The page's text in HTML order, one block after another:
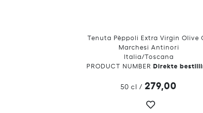
Tenuta Pèppoli Extra Virgin Olive
Marchesi Antinori
Italia/Toscana
PRODUCT NUMBER Direkte
50 cl / 279,00